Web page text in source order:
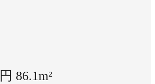
86.1m²